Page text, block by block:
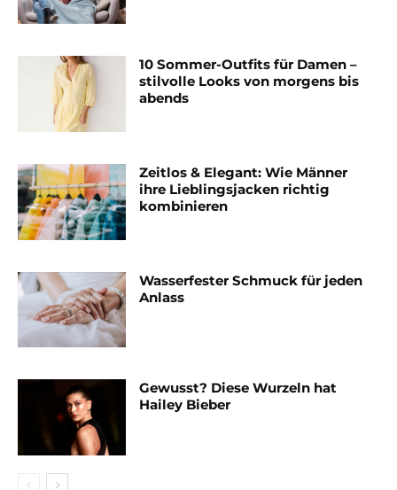
10 Sommer-Outfits für Damen –
stilvolle Looks von morgens bis
abends
Zeitlos & Elegant: Wie Männer
ihre Lieblingsjacken richtig
kombinieren
Wasserfester Schmuck für jeden
Anlass
Gewusst? Diese Wurzeln hat
Hailey Bieber